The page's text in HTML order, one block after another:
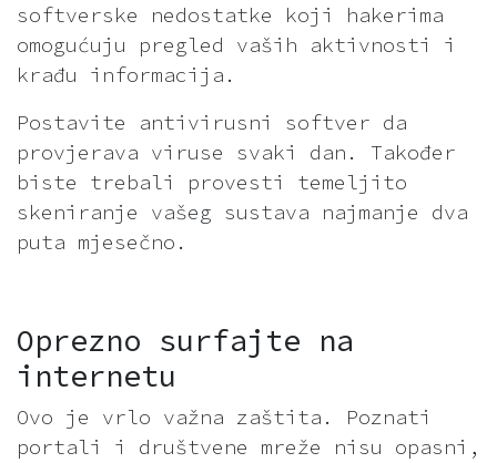
softverske nedostatke koji hakerima
omogućuju pregled vaših aktivnosti i
krađu informacija.
Postavite antivirusni softver da
provjerava viruse svaki dan. Također
biste trebali provesti temeljito
skeniranje vašeg sustava najmanje dva
puta mjesečno.
Oprezno surfajte na
internetu
Ovo je vrlo važna zaštita. Poznati
portali i društvene mreže nisu opasni,